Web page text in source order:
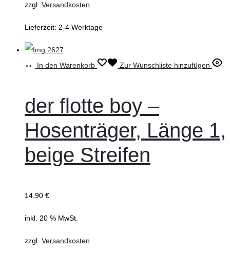
zzgl. Versandkosten
Lieferzeit: 2-4 Werktage
In den Warenkorb Zur Wunschliste hinzufügen
der flotte boy –
Hosenträger, Länge 1,
beige Streifen
14,90 €
inkl. 20 % MwSt.
zzgl. Versandkosten